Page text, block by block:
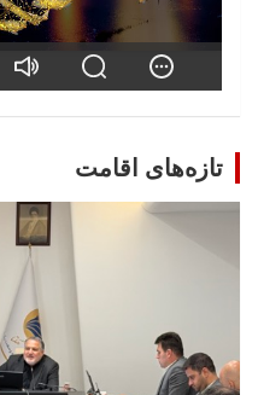
تازه‌های اقامت